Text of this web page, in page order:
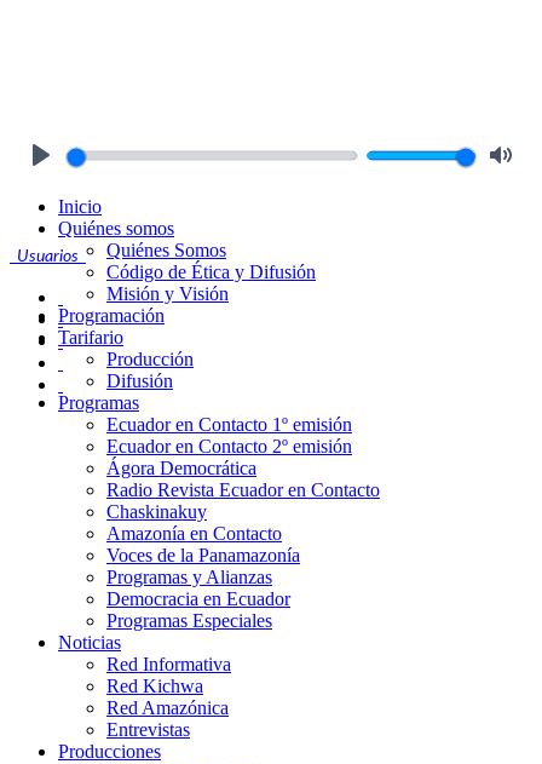
Usuarios
Inicio
Quiénes somos
Quiénes Somos
Código de Ética y Difusión
Misión y Visión
Programación
Tarifario
Producción
Difusión
Programas
Ecuador en Contacto 1º emisión
Ecuador en Contacto 2º emisión
Ágora Democrática
Radio Revista Ecuador en Contacto
Chaskinakuy
Amazonía en Contacto
Voces de la Panamazonía
Programas y Alianzas
Democracia en Ecuador
Programas Especiales
Noticias
Red Informativa
Red Kichwa
Red Amazónica
Entrevistas
Producciones